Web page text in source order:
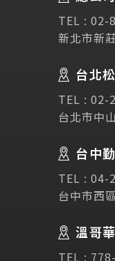
講座活動
Links 相關連結
TEL : 02-
新北市新
台北
TEL : 02-
台北市中
台中
TEL : 04-
台中市西
溫哥
TEL :